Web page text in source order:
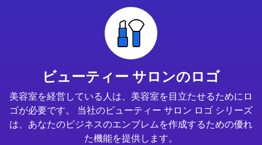
ビューティー サロンのロゴ
美容室を経営している人は、美容室を目立たせるためにロ
ゴが必要です。 当社のビューティー サロン ロゴ シリーズ
は、あなたのビジネスのエンブレムを作成するための優れ
た機能を提供します。